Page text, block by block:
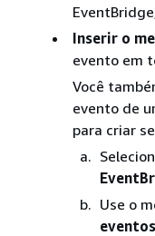
Inserir o
evento em
Você
evento de
para criar
Use o
eventos